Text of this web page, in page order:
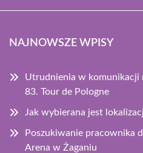
NAJNOWSZE WPISY
Utrudnienia w komunikacji
83. Tour de Pologne
Jak wybierana jest
Poszukiwanie pracownika
Arena w Żaganiu